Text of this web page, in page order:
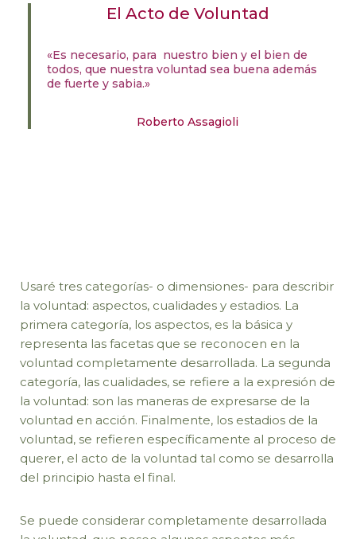
El Acto de Voluntad
«Es necesario, para nuestro bien y el bien de
todos, que nuestra voluntad sea buena además
de fuerte y sabia.»
Roberto Assagioli
Usaré tres categorías- o dimensiones- para describir
la voluntad: aspectos, cualidades y estadios. La
primera categoría, los aspectos, es la básica y
representa las facetas que se reconocen en la
voluntad completamente desarrollada. La segunda
categoría, las cualidades, se refiere a la expresión de
la voluntad: son las maneras de expresarse de la
voluntad en acción. Finalmente, los estadios de la
voluntad, se refieren específicamente al proceso de
querer, el acto de la voluntad tal como se desarrolla
del principio hasta el final.
Se puede considerar completamente desarrollada